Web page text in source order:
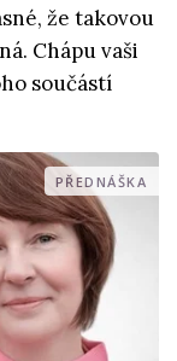
že takovou
Chápu vaši
součástí
PŘEDNÁŠKA